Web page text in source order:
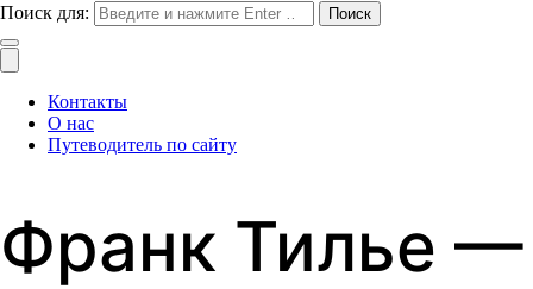
Поиск для:
Контакты
О нас
Путеводитель по сайту
Франк Тилье —